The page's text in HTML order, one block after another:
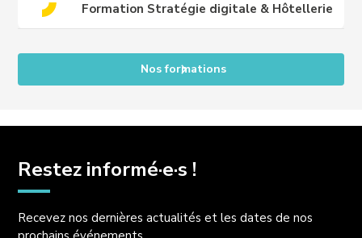
Formation Stratégie digitale & Hôtellerie
Nos formations
Restez informé·e·s !
Recevez nos dernières actualités et les dates de nos